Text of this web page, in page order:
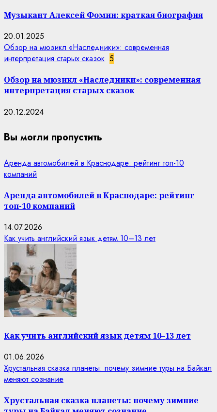
Музыкант Алексей Фомин: краткая биография
20.01.2025
Обзор на мюзикл «Наследники»: современная
интерпретация старых сказок 5
Обзор на мюзикл «Наследники»: современная
интерпретация старых сказок
20.12.2024
Вы могли пропустить
Аренда автомобилей в Краснодаре: рейтинг топ-10
компаний
Аренда автомобилей в Краснодаре: рейтинг
топ-10 компаний
14.07.2026
Как учить английский язык детям 10–13 лет
Как учить английский язык детям 10–13 лет
01.06.2026
Хрустальная сказка планеты: почему зимние туры на Байкал
меняют сознание
Хрустальная сказка планеты: почему зимние